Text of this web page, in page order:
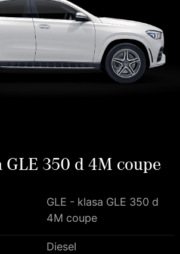
GLE 350 d 4M coupe
GLE - klasa GLE 350 d
4M coupe
Diesel